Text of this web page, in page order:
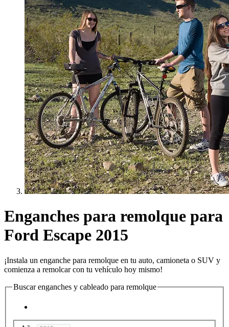
Enganches para remolque para
Ford Escape 2015
¡Instala un enganche para remolque en tu auto, camioneta o SUV y
comienza a remolcar con tu vehículo hoy mismo!
Buscar enganches y cableado para remolque